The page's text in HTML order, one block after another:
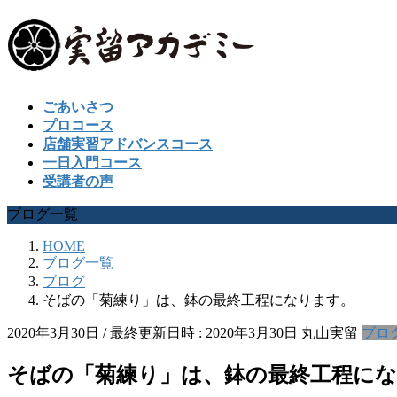
ごあいさつ
プロコース
店舗実習アドバンスコース
一日入門コース
受講者の声
ブログ一覧
HOME
ブログ一覧
ブログ
そばの「菊練り」は、鉢の最終工程になります。
2020年3月30日 / 最終更新日時 : 2020年3月30日 丸山実留 ブロ
そばの「菊練り」は、鉢の最終工程にな